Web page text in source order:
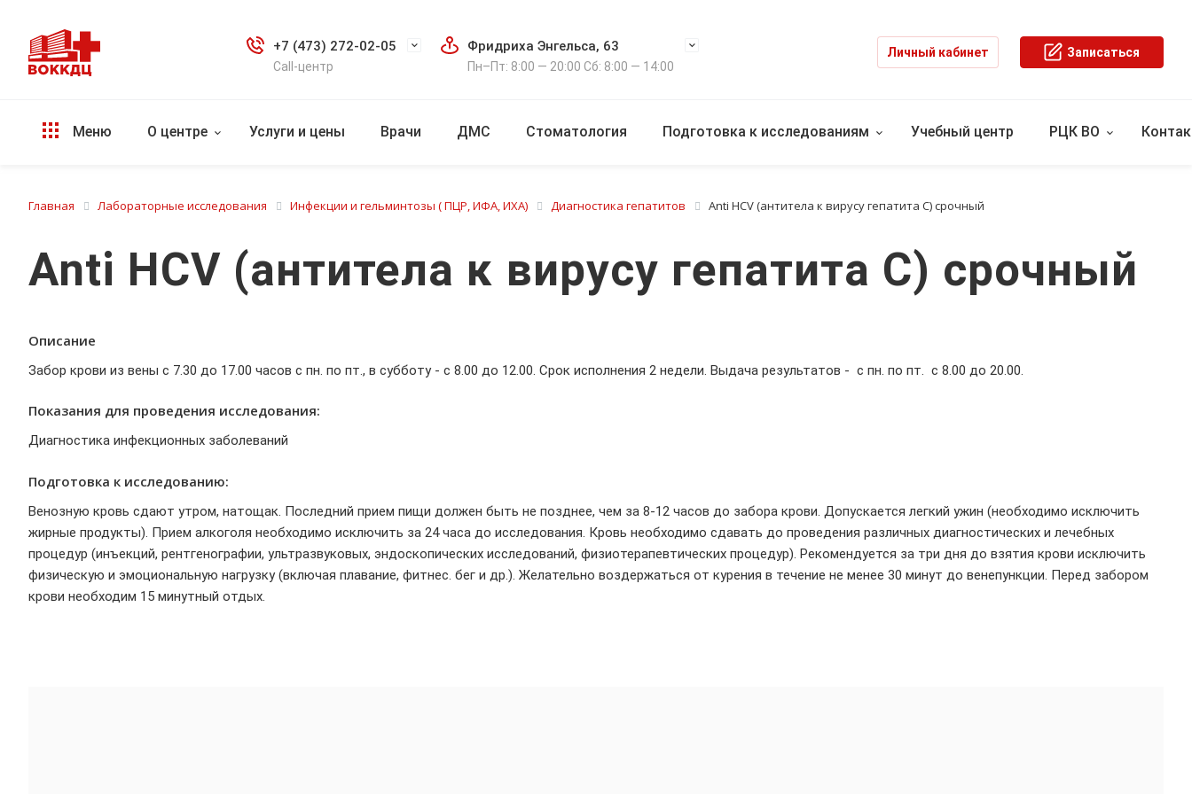
+7 (473) 272-02-05
Call-центр
Фридриха Энгельса, 63
Пн–Пт: 8:00 — 20:00 Сб: 8:00 — 14:00
Личный кабинет Записаться
Меню О центре Услуги и цены Врачи ДМС Стоматология Подготовка к исследованиям Учебный центр РЦК ВО
Главная Лабораторные исследования Инфекции и гельминтозы ( ПЦР, ИФА, ИХА) Диагностика гепатитов Anti HCV (антитела к вирусу гепатита С) срочный
Anti HCV (антитела к вирусу гепатита С) срочный
Описание
Забор крови из вены с 7.30 до 17.00 часов с пн. по пт., в субботу - с 8.00 до 12.00. Срок исполнения 2 недели. Выдача результатов - с пн. по пт. с 8.00 до 20.00.
Показания для проведения исследования:
Диагностика инфекционных заболеваний
Подготовка к исследованию:
Венозную кровь сдают утром, натощак. Последний прием пищи должен быть не позднее, чем за 8-12 часов до забора крови. Допускается легкий ужин (необходимо исключить
жирные продукты). Прием алкоголя необходимо исключить за 24 часа до исследования. Кровь необходимо сдавать до проведения различных диагностических и лечебных
процедур (инъекций, рентгенографии, ультразвуковых, эндоскопических исследований, физиотерапевтических процедур). Рекомендуется за три дня до взятия крови исключить
физическую и эмоциональную нагрузку (включая плавание, фитнес. бег и др.). Желательно воздержаться от курения в течение не менее 30 минут до венепункции. Перед забором
крови необходим 15 минутный отдых.